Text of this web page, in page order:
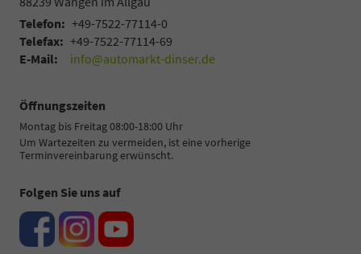
Telefon: +49-7522-77114-0
Telefax: +49-7522-77114-69
E-Mail:
info@automarkt-dinser.de
Öffnungszeiten
Montag bis Freitag 08:00-18:00 Uhr
Um Wartezeiten zu vermeiden, ist eine vorherige
Terminvereinbarung erwünscht.
Folgen Sie uns auf